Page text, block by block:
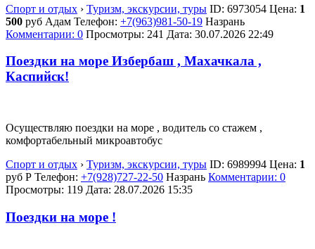
Спорт и отдых › Туризм, экскурсии, туры ID: 6973054 Цена: 1
500 руб Адам Телефон: +7(963)981-50-19 Назрань
Комментарии: 0 Просмотры: 241 Дата: 30.07.2026 22:49
Поездки на море Избербаш , Махачкала ,
Каспийск!
Осуществляю поездки на море , водитель со стажем ,
комфортабельный микроавтобус
Спорт и отдых › Туризм, экскурсии, туры ID: 6989994 Цена: 1
руб Р Телефон: +7(928)727-22-50 Назрань Комментарии: 0
Просмотры: 119 Дата: 28.07.2026 15:35
Поездки на море !